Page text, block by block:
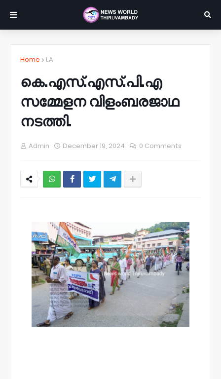
Home LA
കെ.എസ്.എസ്.പി.എ
സമ്മേളന വിളംബരജാഥ
നടത്തി.
Admin December 19, 2024 0 Comments